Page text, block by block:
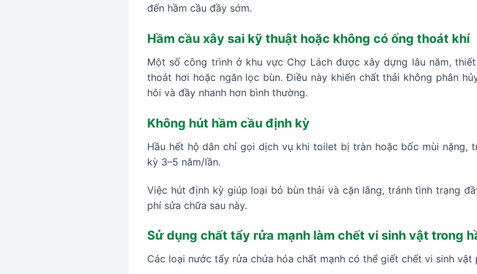
đến hầm cầu đầy sớm.
Hầm cầu xây sai kỹ thuật hoặc không có ống thoát khí
Một số công trình ở khu vực Chợ Lách được xây dựng lâu năm,
thoát hơi hoặc ngăn lọc bùn. Điều này khiến chất thải không phân
hôi và đầy nhanh hơn bình thường.
Không hút hầm cầu định kỳ
Hầu hết hộ dân chỉ gọi dịch vụ khi toilet bị tràn hoặc bốc mùi nặng,
kỳ 3–5 năm/lần.
Việc hút định kỳ giúp loại bỏ bùn thải và cặn lắng, tránh tình trạng
phí sửa chữa sau này.
Sử dụng chất tẩy rửa mạnh làm chết vi sinh vật trong
Các loại nước tẩy rửa chứa hóa chất mạnh có thể giết chết vi sinh